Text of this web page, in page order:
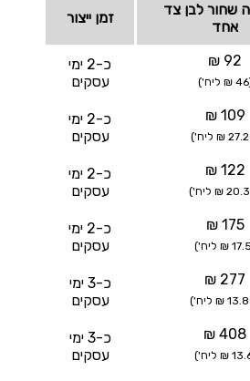
שחור לבן צד
אחד
זמן ייצור
92 ₪
כ-2 ימי
עסקים
109 ₪
כ-2 ימי
עסקים
122 ₪
כ-2 ימי
עסקים
175 ₪
כ-2 ימי
עסקים
277 ₪
כ-3 ימי
עסקים
408 ₪
כ-3 ימי
עסקים